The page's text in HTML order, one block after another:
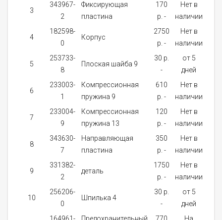
3
343967-
2
Фиксирующая
пластина
170
p. -
Нет в
наличии
4
182598-
0
Корпус
2750
p. -
Нет в
наличии
5
253733-
8
Плоская шайба 9
30 p.
-
от 5
дней
6
233003-
1
Компрессионная
пружина 9
610
p. -
Нет в
наличии
7
233004-
9
Компрессионная
пружина 13
120
p. -
Нет в
наличии
8
343630-
7
Направляющая
пластина
350
p. -
Нет в
наличии
9
331382-
2
деталь
1750
p. -
Нет в
наличии
10
256206-
0
Шпилька 4
30 p.
-
от 5
дней